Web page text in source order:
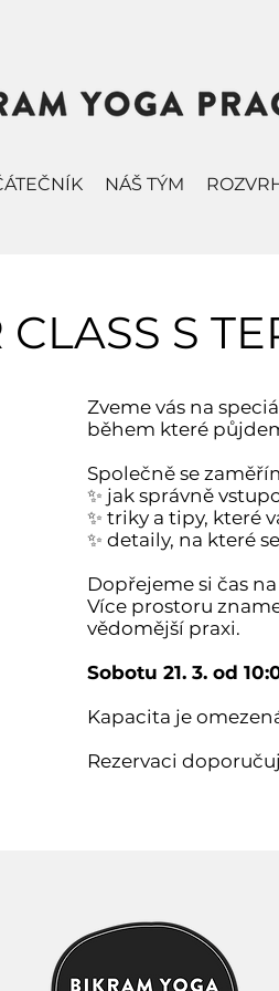
NÁŠ TÝM
CLASS S
Zveme vás na
během které
Společně se
✨ jak správně
✨ triky a tipy, které
✨ detaily, na které
Dopřejeme si čas
Více prostoru
vědomější praxi.
Sobotu 21. 3. od
Kapacita je
Rezervaci